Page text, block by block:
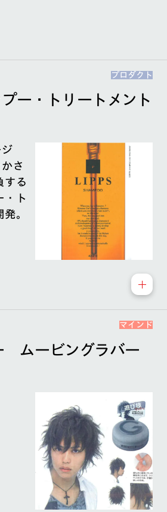
プロダクト
ー・トリートメント
さ
する
・ト
。
マインド
ムービングラバー